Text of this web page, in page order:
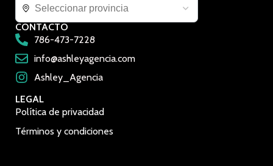
CONTACTO
786-473-7228
info@ashleyagencia.com
Ashley_Agencia
LEGAL
Política de privacidad
Términos y condiciones